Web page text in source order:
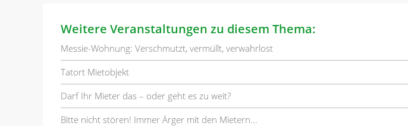
Weitere Veranstaltungen zu diesem Thema:
Messie-Wohnung: Verschmutzt, vermüllt, verwahrlost
Tatort Mietobjekt
Darf Ihr Mieter das – oder geht es zu weit?
Bitte nicht stören! Immer Ärger mit den Mietern...